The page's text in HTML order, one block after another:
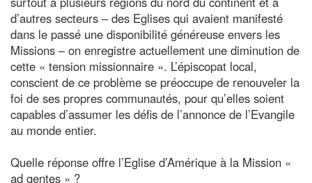
d’autres secteurs – des Eglises qui avaient manifesté
dans le passé une disponibilité généreuse envers les
Missions – on enregistre actuellement une diminution de
cette « tension missionnaire ». L’épiscopat local,
conscient de ce problème se préoccupe de renouveler la
foi de ses propres communautés, pour qu’elles soient
capables d’assumer les défis de l’annonce de l’Evangile
au monde entier.
Quelle réponse offre l’Eglise d’Amérique à la Mission «
ad gentes » ?